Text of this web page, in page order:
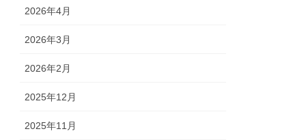
2026年4月
2026年3月
2026年2月
2025年12月
2025年11月